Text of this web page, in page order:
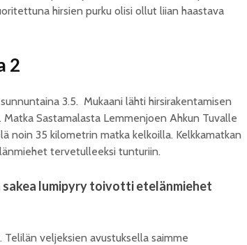
hirsien purku olisi ollut liian haastava
2
3.5. Mukaani lähti hirsirakentamisen
Matka Sastamalasta Lemmenjoen Ahkun Tuvalle
noin 35 kilometrin matka kelkoilla. Kelkkamatkan
tervetulleeksi tunturiin.
lumipyry toivotti etelänmiehet
veljeksien avustuksella saimme